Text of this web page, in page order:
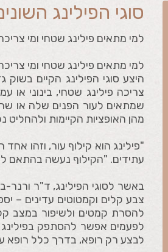
למי מתאים פילינג שטחי ומי
למי מתאים פילינג שטחי ומי
היצע סוגי הפילינג הקיים
צריכה פילינג שטחי, בינוני
שמתאים לעור הפנים שלה או
מהן האופציות הקיימות ולהחליט
"פילינג הוא קילוף עור, וזהו
עתידים. "הקילוף נעשה בהתאם
באשר לסוגי הפילינג, ד"ר ורנר-
צבע קלים וקמטוטים עדינים –
להסרת קמטים ולשיפור במצב
לפעמים אפשר להסתפק בפילינג
לבצע רק רופא, בדרך כלל רופא
סוגי הפילינג